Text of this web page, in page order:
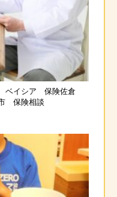
ベイシア 保険佐倉
保険相談